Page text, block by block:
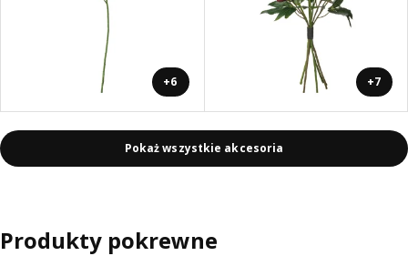
+6 +7
Pokaż wszystkie akcesoria
Produkty pokrewne